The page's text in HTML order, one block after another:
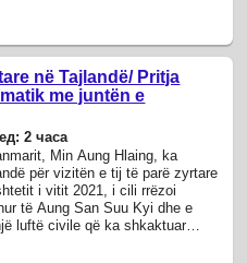
në Tajlandë/ Pritja
me juntën e
2 часа
Min Aung Hlaing, ka
për vizitën e tij të parë zyrtare
i vitit 2021, i cili rrëzoi
të Aung San Suu Kyi dhe e
luftë civile që ka shkaktuar